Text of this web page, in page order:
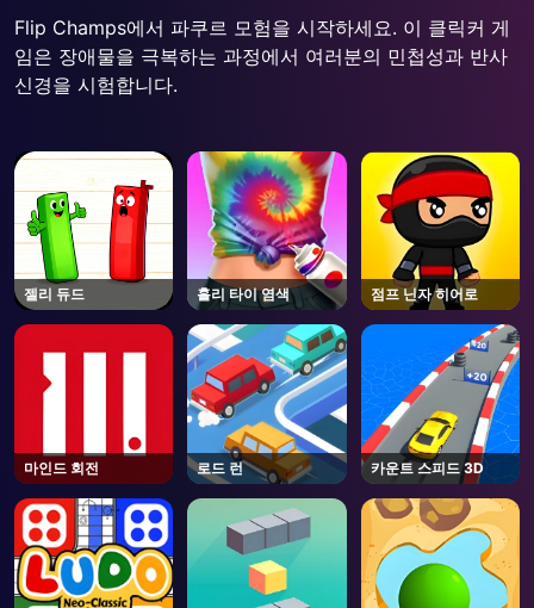
Flip Champs에서 파쿠르 모험을 시작하세요. 이 클릭커 게
임은 장애물을 극복하는 과정에서 여러분의 민첩성과 반사
신경을 시험합니다.
젤리 듀드 홀리 타이 염색 점프 닌자 히어로
마인드 회전 로드 런 카운트 스피드 3D